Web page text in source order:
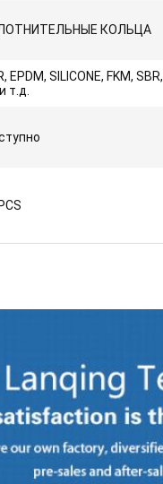
КОЛЬЦА
EPDM, SILICONE, FKM, SBR,
т.д.